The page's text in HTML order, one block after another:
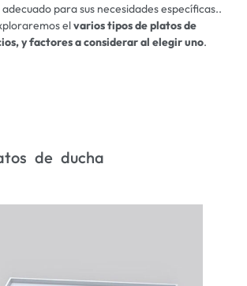
para sus necesidades específicas..
elvarios tipos de platos de
y factores a considerar al elegir uno.
de ducha